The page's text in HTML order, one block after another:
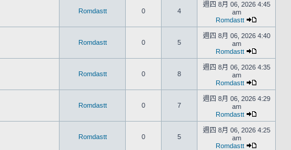
Romdastt 0 4
週四 8月 06, 2026 4:45
am
Romdastt
Romdastt 0 5
週四 8月 06, 2026 4:40
am
Romdastt
Romdastt 0 8
週四 8月 06, 2026 4:35
am
Romdastt
Romdastt 0 7
週四 8月 06, 2026 4:29
am
Romdastt
Romdastt 0 5
週四 8月 06, 2026 4:25
am
Romdastt